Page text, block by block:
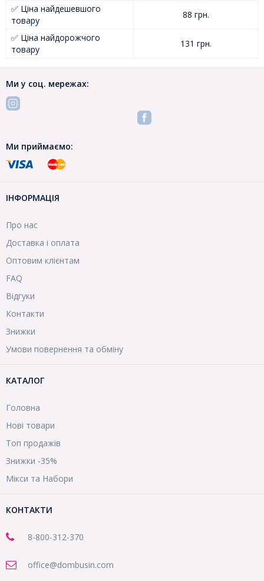
✅ Ціна найдешевшого
товару
88 грн.
✅ Ціна найдорожчого
товару
131 грн.
Ми у соц. мережах:
Ми приймаємо:
ІНФОРМАЦІЯ
Про нас
Доставка і оплата
Оптовим клієнтам
FAQ
Відгуки
Контакти
Знижки
Умови повернення та обміну
КАТАЛОГ
Головна
Нові товари
Топ продажів
Знижки -35%
Мікси та Набори
КОНТАКТИ
8-800-312-370
office@dombusin.com